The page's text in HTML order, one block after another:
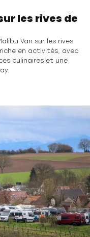
les rives de
Van sur les rives
en activités, avec
culinaires et une